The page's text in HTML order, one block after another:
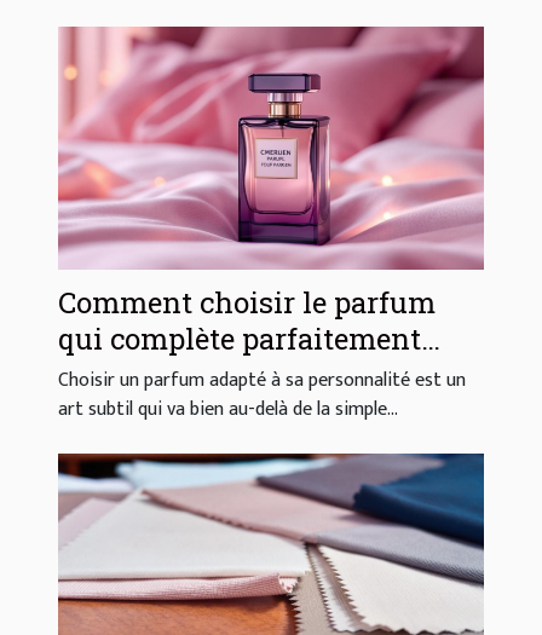
Comment choisir le parfum
qui complète parfaitement
votre style ?
Choisir un parfum adapté à sa personnalité est un
art subtil qui va bien au-delà de la simple...